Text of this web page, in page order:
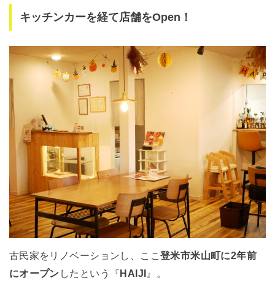
キッチンカーを経て店舗をOpen！
古民家をリノベーションし、ここ登米市米山町に2年前
にオープン したという『HAIJI 』。